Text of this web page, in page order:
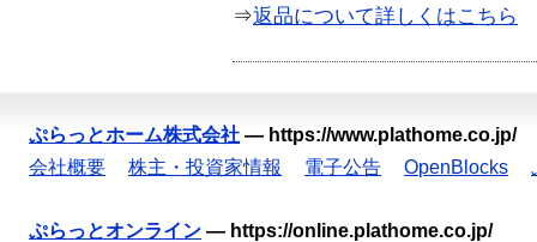
⇒返品について詳しくはこちら
ぷらっとホーム株式会社 — https://www.plathome.co.jp/
会社概要
株主・投資家情報 電子公告 OpenBlocks
ぷらっとオンライン — https://online.plathome.co.jp/